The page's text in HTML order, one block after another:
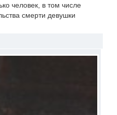
человек, в том числе
смерти девушки